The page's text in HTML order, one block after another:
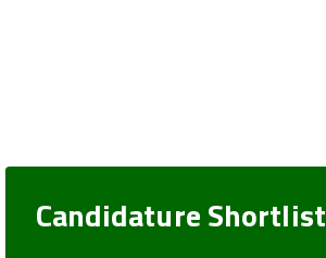
Candidature Shortlist